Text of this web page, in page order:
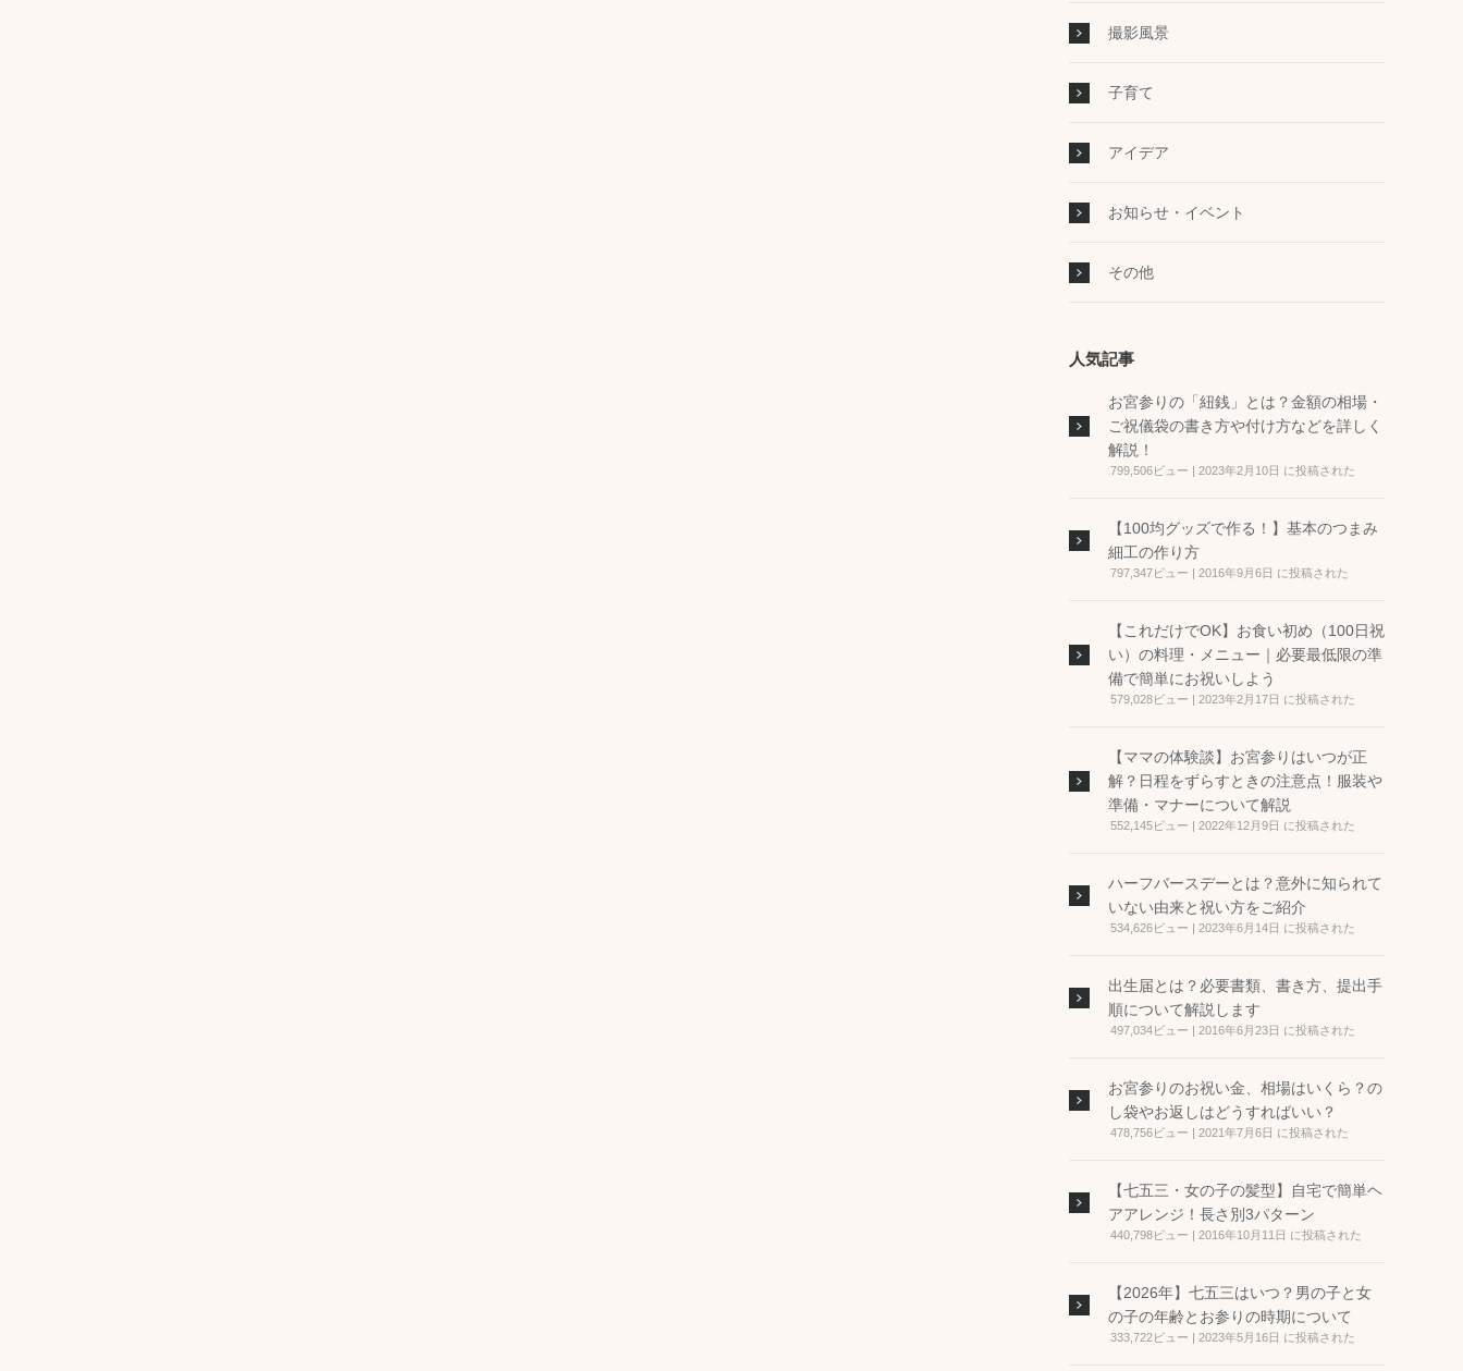
撮影風景
子育て
アイデア
お知らせ・イベント
その他
人気記事
お宮参りの「紐銭」とは？金額の相場・
ご祝儀袋の書き方や付け方などを詳しく
解説！
799,506ビュー | 2023年2月10日 に投稿された
【100均グッズで作る！】基本のつまみ
細工の作り方
797,347ビュー | 2016年9月6日 に投稿された
【これだけでOK】お食い初め（100日祝
い）の料理・メニュー｜必要最低限の準
備で簡単にお祝いしよう
579,028ビュー | 2023年2月17日 に投稿された
【ママの体験談】お宮参りはいつが正
解？日程をずらすときの注意点！服装や
準備・マナーについて解説
552,145ビュー | 2022年12月9日 に投稿された
ハーフバースデーとは？意外に知られて
いない由来と祝い方をご紹介
534,626ビュー | 2023年6月14日 に投稿された
出生届とは？必要書類、書き方、提出手
順について解説します
497,034ビュー | 2016年6月23日 に投稿された
お宮参りのお祝い金、相場はいくら？の
し袋やお返しはどうすればいい？
478,756ビュー | 2021年7月6日 に投稿された
【七五三・女の子の髪型】自宅で簡単ヘ
アアレンジ！長さ別3パターン
440,798ビュー | 2016年10月11日 に投稿された
【2026年】七五三はいつ？男の子と女
の子の年齢とお参りの時期について
333,722ビュー | 2023年5月16日 に投稿された